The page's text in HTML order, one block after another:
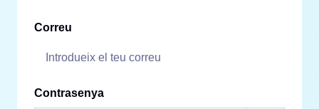
Correu
Contrasenya